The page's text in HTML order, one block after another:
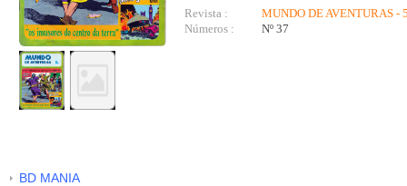
Revista :
MUNDO DE AVENTURAS -
Números :
Nº 37
BD MANIA